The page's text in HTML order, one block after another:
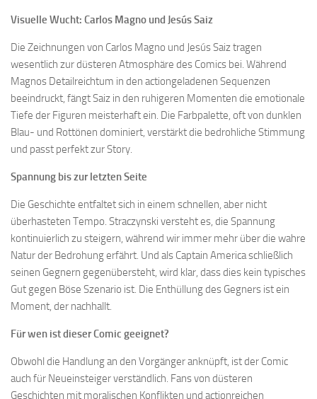
Visuelle Wucht: Carlos Magno und Jesús Saiz
Die Zeichnungen von Carlos Magno und Jesús Saiz tragen
wesentlich zur düsteren Atmosphäre des Comics bei. Während
Magnos Detailreichtum in den actiongeladenen Sequenzen
beeindruckt, fängt Saiz in den ruhigeren Momenten die emotionale
Tiefe der Figuren meisterhaft ein. Die Farbpalette, oft von dunklen
Blau- und Rottönen dominiert, verstärkt die bedrohliche Stimmung
und passt perfekt zur Story.
Spannung bis zur letzten Seite
Die Geschichte entfaltet sich in einem schnellen, aber nicht
überhasteten Tempo. Straczynski versteht es, die Spannung
kontinuierlich zu steigern, während wir immer mehr über die wahre
Natur der Bedrohung erfährt. Und als Captain America schließlich
seinen Gegnern gegenübersteht, wird klar, dass dies kein typisches
Gut gegen Böse Szenario ist. Die Enthüllung des Gegners ist ein
Moment, der nachhallt.
Für wen ist dieser Comic geeignet?
Obwohl die Handlung an den Vorgänger anknüpft, ist der Comic
auch für Neueinsteiger verständlich. Fans von düsteren
Geschichten mit moralischen Konflikten und actionreichen